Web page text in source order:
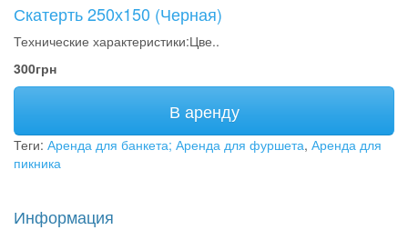
Скатерть 250х150 (Черная)
Технические характеристики:Цве..
300грн
В аренду
Теги: Аренда для банкета; Аренда для фуршета, Аренда для
пикника
Информация